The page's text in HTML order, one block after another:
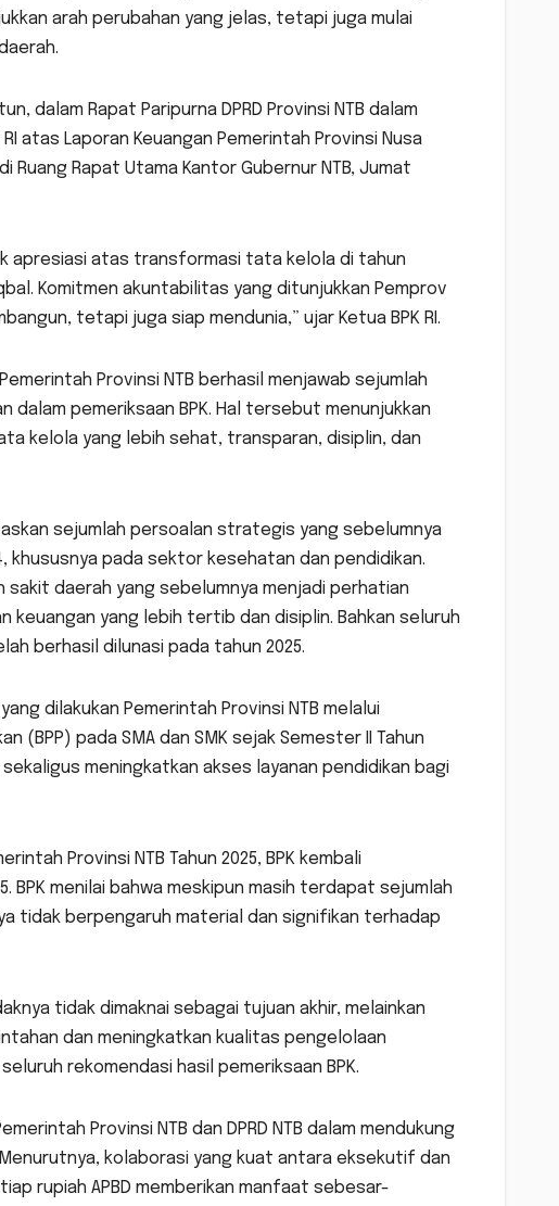
arah perubahan yang jelas, tetapi juga mulai
dalam Rapat Paripurna DPRD Provinsi NTB dalam
atas Laporan Keuangan Pemerintah Provinsi Nusa
Ruang Rapat Utama Kantor Gubernur NTB, Jumat
apresiasi atas transformasi tata kelola di tahun
Komitmen akuntabilitas yang ditunjukkan Pemprov
tetapi juga siap mendunia,” ujar Ketua BPK RI.
Provinsi NTB berhasil menjawab sejumlah
pemeriksaan BPK. Hal tersebut menunjukkan
kelola yang lebih sehat, transparan, disiplin, dan
sejumlah persoalan strategis yang sebelumnya
pada sektor kesehatan dan pendidikan.
daerah yang sebelumnya menjadi perhatian
yang lebih tertib dan disiplin. Bahkan seluruh
berhasil dilunasi pada tahun 2025.
dilakukan Pemerintah Provinsi NTB melalui
(BPP) pada SMA dan SMK sejak Semester II Tahun
meningkatkan akses layanan pendidikan bagi
Provinsi NTB Tahun 2025, BPK kembali
BPK menilai bahwa meskipun masih terdapat sejumlah
tidak berpengaruh material dan signifikan terhadap
tidak dimaknai sebagai tujuan akhir, melainkan
dan meningkatkan kualitas pengelolaan
rekomendasi hasil pemeriksaan BPK.
Provinsi NTB dan DPRD NTB dalam mendukung
kolaborasi yang kuat antara eksekutif dan
rupiah APBD memberikan manfaat sebesar-